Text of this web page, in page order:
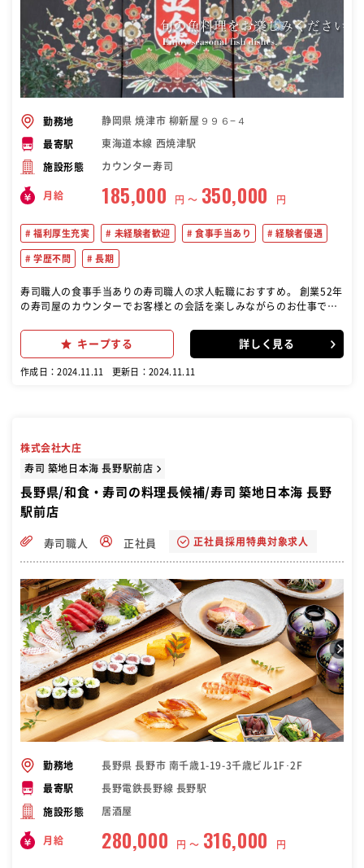
勤務地 静岡県 焼津市 柳新屋９９６−４
最寄駅 東海道本線 西焼津駅
施設形態 カウンター寿司
月給 185,000 円 〜 350,000 円
福利厚生充実 未経験者歓迎 食事手当あり 経験者優遇
学歴不問 長期
寿司職人の食事手当ありの寿司職人の求人転職におすすめ。 創業52年
の寿司屋のカウンターでお客様との会話を楽しみながらのお仕事で
★経験を活かしたお仕事をして頂きます ＊午前中は仕入れた魚の水洗
いなどの仕込みが中心になります。 ＊カウンターではお客様との会話
を楽しみながら寿司や刺身の提供をお願いします。 ＊調理場では一品
キープする 詳しく見る
作成日：2024.11.11 更新日：2024.11.11
株式会社大庄
寿司 築地日本海 長野駅前店
長野県/和食・寿司の料理長候補/寿司 築地日本海 長野
駅前店
寿司職人 正社員 正社員採用特典対象求人
勤務地 長野県 長野市 南千歳1-19-3千歳ビル1F･2F
最寄駅 長野電鉄長野線 長野駅
施設形態 居酒屋
月給 280,000 円 〜 316,000 円